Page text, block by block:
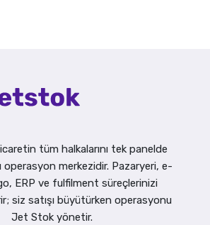
tüm halkalarını tek panelde
operasyon merkezidir. Pazaryeri, e-
ERP ve fulfilment süreçlerinizi
siz satışı büyütürken operasyonu
Jet Stok yönetir.